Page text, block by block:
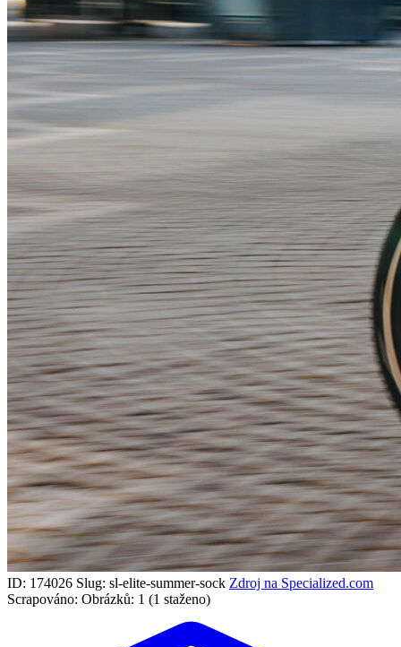
ID: 174026 Slug: sl-elite-summer-sock Zdroj na Specialized.com
Scrapováno: Obrázků: 1 (1 staženo)